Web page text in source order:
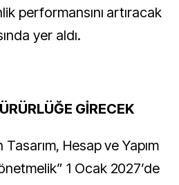
performansını artıracak
yer aldı.
GİRECEK
Hesap ve Yapım
1 Ocak 2027’de